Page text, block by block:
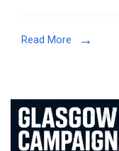
Read More